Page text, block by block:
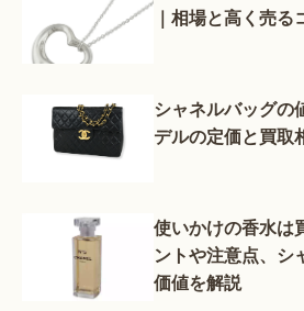
｜相場と高く売る
シャネルバッグの
デルの定価と買取
使いかけの香水は
ントや注意点、シ
価値を解説